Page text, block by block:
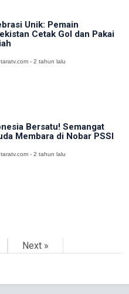
Unik: Pemain
Cetak Gol dan Pakai
- 2 tahun lalu
Bersatu! Semangat
Membara di Nobar PSSI
- 2 tahun lalu
Next »